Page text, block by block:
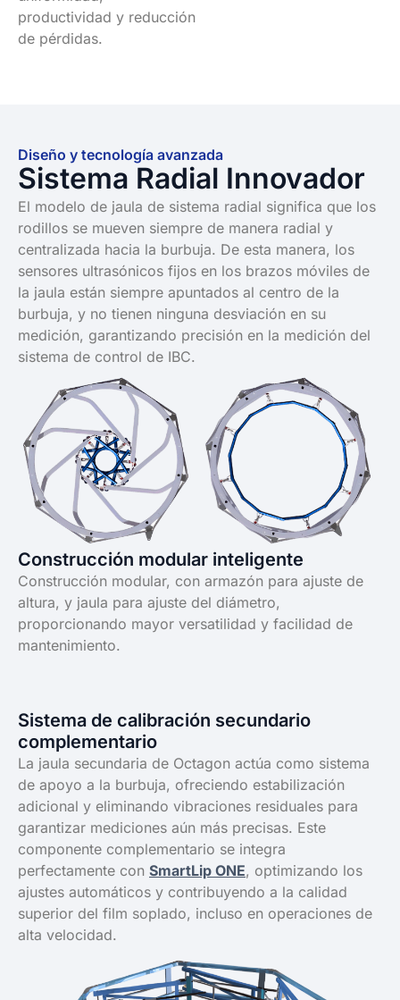
productividad y reducción
de pérdidas.
Diseño y tecnología avanzada
Sistema Radial Innovador
El modelo de jaula de sistema radial significa que los
rodillos se mueven siempre de manera radial y
centralizada hacia la burbuja. De esta manera, los
sensores ultrasónicos fijos en los brazos móviles de
la jaula están siempre apuntados al centro de la
burbuja, y no tienen ninguna desviación en su
medición, garantizando precisión en la medición del
sistema de control de IBC.
Construcción modular inteligente
Construcción modular, con armazón para ajuste de
altura, y jaula para ajuste del diámetro,
proporcionando mayor versatilidad y facilidad de
mantenimiento.
Sistema de calibración secundario
complementario
La jaula secundaria de Octagon actúa como sistema
de apoyo a la burbuja, ofreciendo estabilización
adicional y eliminando vibraciones residuales para
garantizar mediciones aún más precisas. Este
componente complementario se integra
perfectamente con SmartLip ONE, optimizando los
ajustes automáticos y contribuyendo a la calidad
superior del film soplado, incluso en operaciones de
alta velocidad.